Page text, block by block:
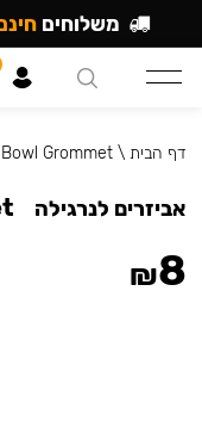
דף הבית \
Grommet
אביזרים לנרגילה
₪8
משלוחים